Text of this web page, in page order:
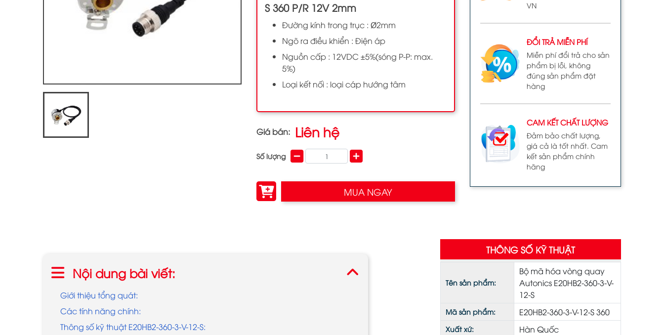
S 360 P/R 12V 2mm
Đường kính trong trục : Ø2mm
Ngõ ra điều khiển : Điện áp
Nguồn cấp : 12VDC ±5%(sóng P-P: max.
5%)
Loại kết nối : loại cáp hướng tâm
Giá bán: Liên hệ
Số lượng
MUA NGAY
VN
ĐỔI TRẢ MIỄN PHÍ
Miễn phí đổi trả cho sản
phẩm bị lỗi, không
đúng sản phẩm đặt
hàng
CAM KẾT CHẤT LƯỢNG
Đảm bảo chất lượng,
giá cả là tốt nhất. Cam
kết sản phẩm chính
hãng
Nội dung bài viết:
Giới thiệu tổng quát:
Các tính năng chính:
Thông số kỹ thuật E20HB2-360-3-V-12-S:
THÔNG SỐ KỸ THUẬT
Tên sản phẩm:
Bộ mã hóa vòng quay
Autonics E20HB2-360-3-V-
12-S
Mã sản phẩm: E20HB2-360-3-V-12-S 360
Xuất xứ: Hàn Quốc